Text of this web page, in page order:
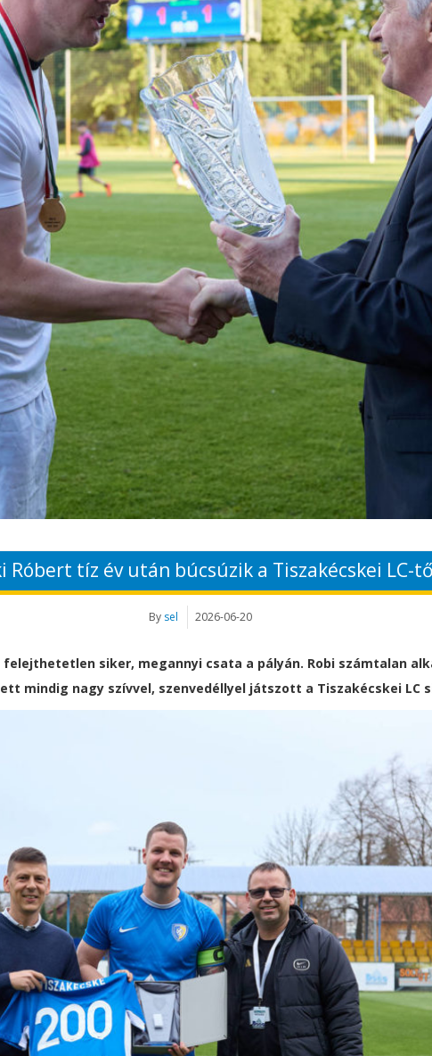
Róbert tíz év után búcsúzik a Tiszakécskei LC-
By sel 2026-06-20
siker, megannyi csata a pályán. Robi számtalan
mindig nagy szívvel, szenvedéllyel játszott a Tiszakécskei LC